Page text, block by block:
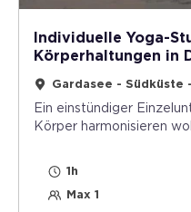
Individuelle Yoga-
Körperhaltungen in
Gardasee - Südküste
Ein einstündiger
Körper harmonisieren
1h
Max 1